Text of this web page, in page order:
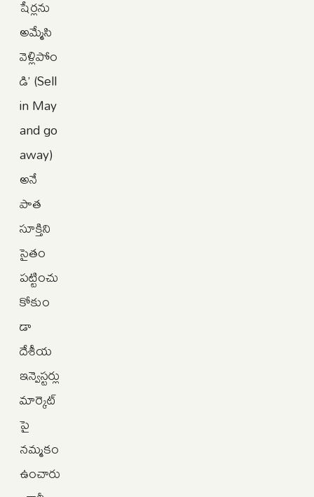
షేర్లను
అమ్మేసి
వెళ్లిపోం
డి’ (Sell
in May
and go
away)
అనే
పాత
సూక్తిని
సైతం
పట్టించు
కోకుం
డా
దేశీయ
ఇన్వెస్టర్లు
మార్కెట్‌
పై
నమ్మకం
ఉంచారు